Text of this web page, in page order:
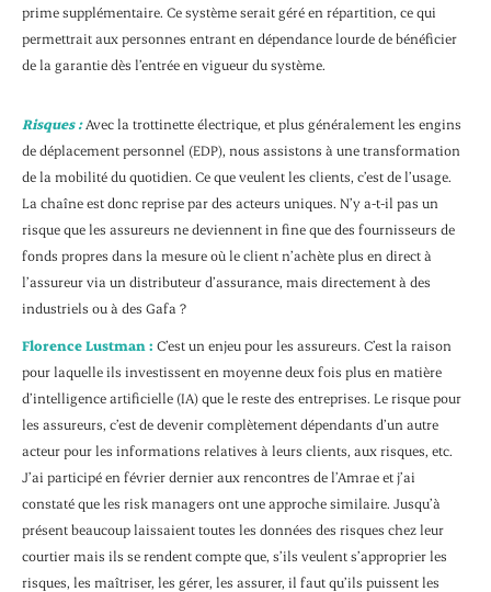
prime supplémentaire. Ce système serait géré en répartition, ce qui
permettrait aux personnes entrant en dépendance lourde de bénéficier
de la garantie dès l’entrée en vigueur du système.
Risques :Avec la trottinette électrique, et plus généralement les engins
de déplacement personnel (EDP), nous assistons à une transformation
de la mobilité du quotidien. Ce que veulent les clients, c’est de l’usage.
La chaîne est donc reprise par des acteurs uniques. N’y a-t-il pas un
risque que les assureurs ne deviennent in fine que des fournisseurs de
fonds propres dans la mesure où le client n’achète plus en direct à
l’assureur via un distributeur d’assurance, mais directement à des
industriels ou à des Gafa ?
Florence Lustman : C’est un enjeu pour les assureurs. C’est la raison
pour laquelle ils investissent en moyenne deux fois plus en matière
d’intelligence artificielle (IA) que le reste des entreprises. Le risque pour
les assureurs, c’est de devenir complètement dépendants d’un autre
acteur pour les informations relatives à leurs clients, aux risques, etc.
J’ai participé en février dernier aux rencontres de l’Amrae et j’ai
constaté que les risk managers ont une approche similaire. Jusqu’à
présent beaucoup laissaient toutes les données des risques chez leur
courtier mais ils se rendent compte que, s’ils veulent s’approprier les
risques, les maîtriser, les gérer, les assurer, il faut qu’ils puissent les